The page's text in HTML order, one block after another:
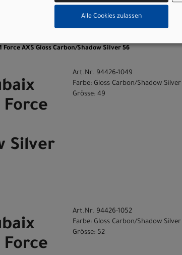
Force AXS Gloss Carbon/Shadow Silver 56
Force
Silver
Art.Nr. 94426-1049
Farbe: Gloss Carbon/Shadow Silver
Grösse: 49
Force
Art.Nr. 94426-1052
Farbe: Gloss Carbon/Shadow Silver
Grösse: 52
Alle Cookies zulassen